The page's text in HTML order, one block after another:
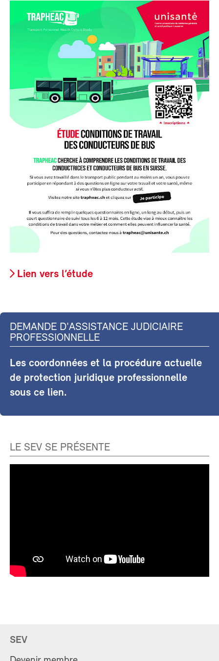
Lien vers l’étude
DEMANDE D'ASSISTANCE JUDICIAIRE
PROFESSIONNELLE
Les coordonnées et la procédure actuelle
de protection juridique professionnelle
sous ce lien.
LE SEV SE PRÉSENTE
SEV